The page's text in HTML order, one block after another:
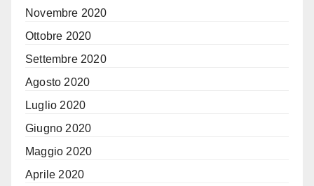
Novembre 2020
Ottobre 2020
Settembre 2020
Agosto 2020
Luglio 2020
Giugno 2020
Maggio 2020
Aprile 2020